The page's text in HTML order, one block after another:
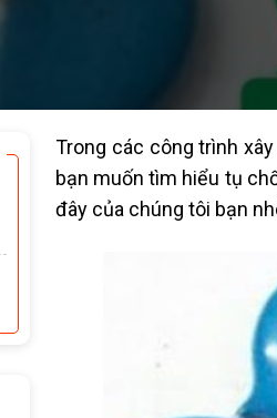
Trong các công trình
bạn muốn tìm hiểu tụ
đây của chúng tôi bạn